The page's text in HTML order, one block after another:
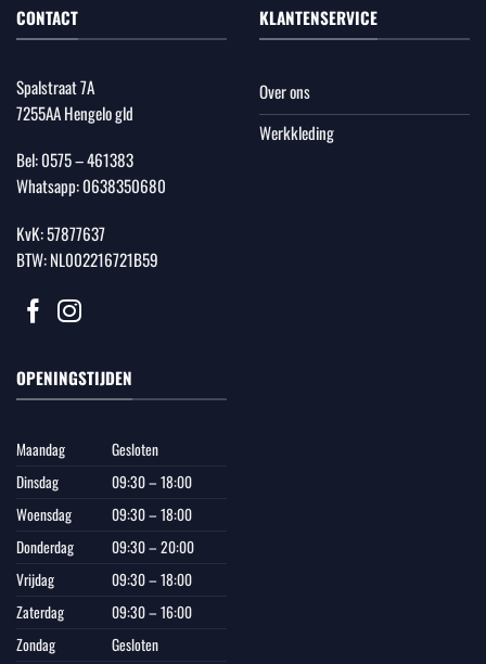
CONTACT
Spalstraat 7A
7255AA Hengelo gld
Bel:0575 – 461383
Whatsapp:0638350680
KvK: 57877637
BTW: NL002216721B59
KLANTENSERVICE
Over ons
Werkkleding
OPENINGSTIJDEN
Maandag
Gesloten
Dinsdag
09:30 – 18:00
Woensdag
09:30 – 18:00
Donderdag
09:30 – 20:00
Vrijdag
09:30 – 18:00
Zaterdag
09:30 – 16:00
Zondag
Gesloten